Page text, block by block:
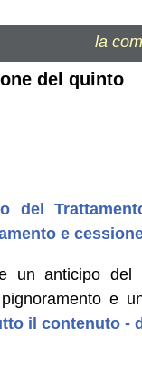
la
del quinto
del
e
un anticipo
e
il contenuto -